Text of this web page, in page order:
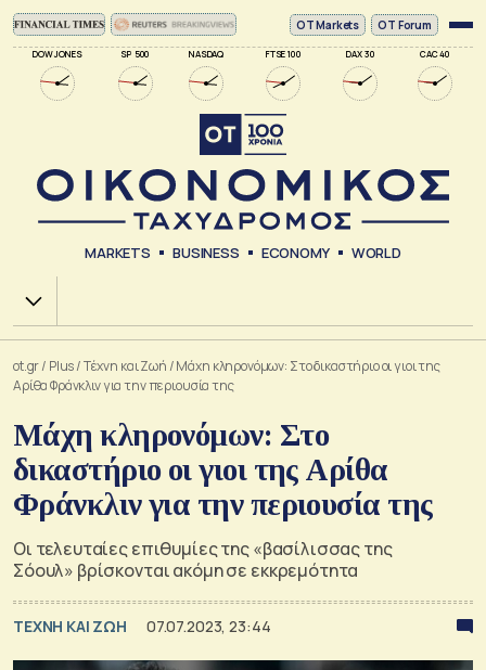
DOW JONES SP 500 NASDAQ FTSE 100 DAX 30 CAC 40
ΟΤ Markets OT Forum
MARKETS BUSINESS ECONOMY WORLD
Χ.Α.
ot.gr/ Plus/Tέχνη και Ζωή /Μάχη κληρονόμων: Στο δικαστήριο οι γιοι της
Αρίθα Φράνκλιν για την περιουσία της
Μάχη κληρονόμων: Στο
δικαστήριο οι γιοι της Αρίθα
Φράνκλιν για την περιουσία της
Οι τελευταίες επιθυμίες της «βασίλισσας της
Σόουλ» βρίσκονται ακόμη σε εκκρεμότητα
TΕΧΝΗ ΚΑΙ ΖΩΗ 07.07.2023, 23:44